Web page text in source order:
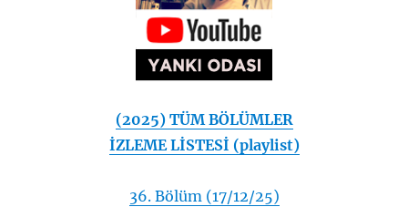
(2025) TÜM BÖLÜMLER
İZLEME LİSTESİ (playlist)
36. Bölüm (17/12/25)